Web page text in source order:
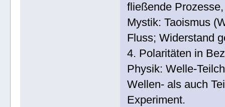
fließende
Mystik: Taoismus
Fluss; Widerstand
4. Polaritäten in
Physik:
Wellen- als auch
Experiment.